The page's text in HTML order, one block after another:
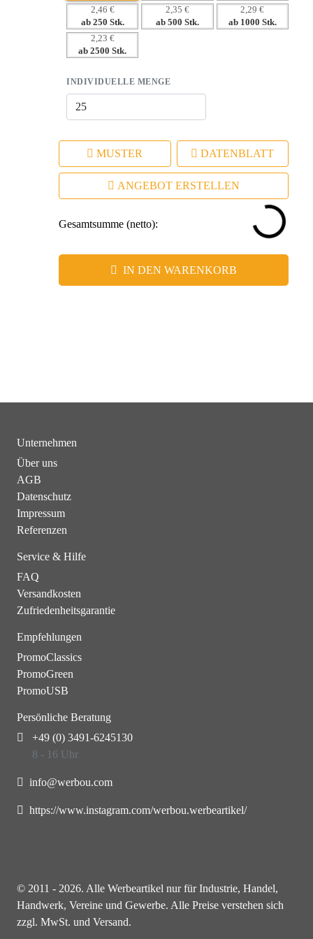
– Emotionale Kundenbindung durch praktische
Anwendbarkeit
– Hohe Wiedererkennung durch reflektierende Oberfläche
2,46 €
ab 250 Stk.
2,35 €
ab 500 Stk.
2,29 €
ab 1000 Stk.
2,23 €
ab 2500 Stk.
INDIVIDUELLE MENGE
MUSTER DATENBLATT
ANGEBOT ERSTELLEN
Gesamtsumme (netto):
IN DEN WARENKORB
Unternehmen
Über uns
AGB
Datenschutz
Impressum
Referenzen
Service & Hilfe
FAQ
Versandkosten
Zufriedenheitsgarantie
Empfehlungen
PromoClassics
PromoGreen
PromoUSB
Persönliche Beratung
+49 (0) 3491-6245130
8 - 16 Uhr
info@werbou.com
https://www.instagram.com/werbou.werbeartikel/
© 2011 - 2026. Alle Werbeartikel nur für Industrie, Handel,
Handwerk, Vereine und Gewerbe. Alle Preise verstehen sich
zzgl. MwSt. und Versand.